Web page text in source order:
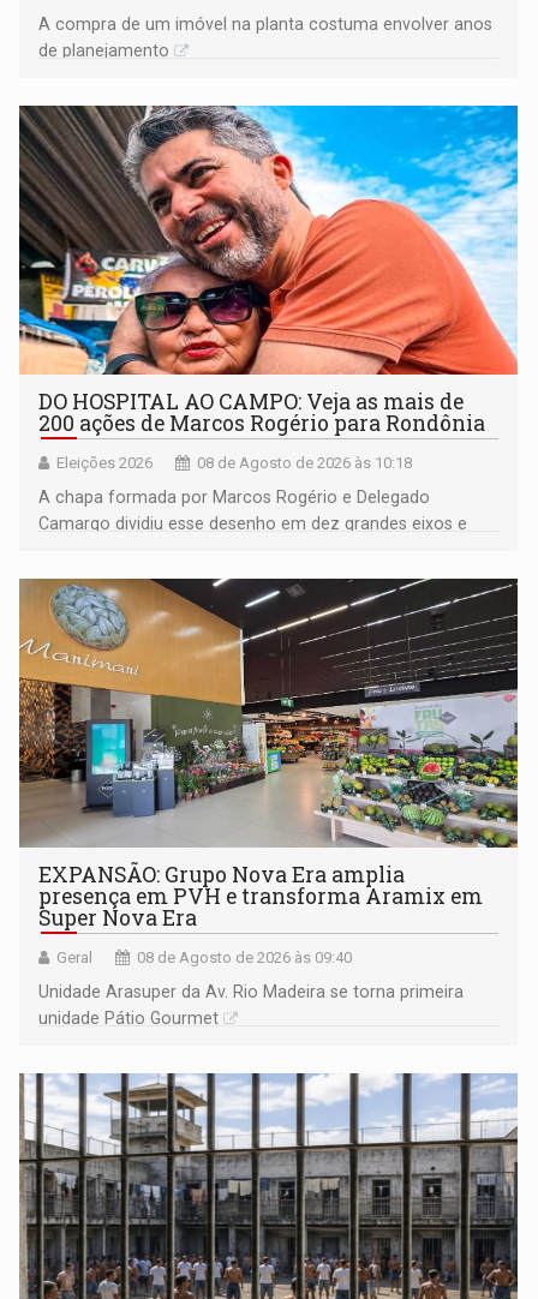
A compra de um imóvel na planta costuma envolver anos
de planejamento
DO HOSPITAL AO CAMPO: Veja as mais de
200 ações de Marcos Rogério para Rondônia
Eleições 2026 08 de Agosto de 2026 às 10:18
A chapa formada por Marcos Rogério e Delegado
Camargo dividiu esse desenho em dez grandes eixos e
EXPANSÃO: Grupo Nova Era amplia
presença em PVH e transforma Aramix em
Super Nova Era
Geral 08 de Agosto de 2026 às 09:40
Unidade Arasuper da Av. Rio Madeira se torna primeira
unidade Pátio Gourmet